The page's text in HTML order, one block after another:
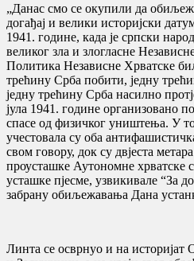
„Данас смо се окупили да
догађај и велики историјски
1941. године, када је српски
великог зла и злогласне
Политика Независне Хрватске
трећину Срба побити, једну
једну трећину Срба насилно
јула 1941. године организовано
спасе од физичког уништења. У
учестовала су оба
свом говору, док су двјеста
проусташке Аутономне хрватске
усташке пјесме, узвикивале “За
забрану обиљежавања Дана
Линта се осврнуо и на